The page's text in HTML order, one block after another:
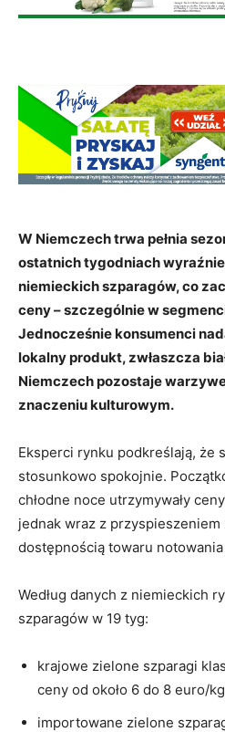
W Niemczech trwa pełnia
ostatnich tygodniach wyraźnie
niemieckich szparagów, co
ceny – szczególnie w
Jednocześnie konsumenci
lokalny produkt, zwłaszcza
Niemczech pozostaje
znaczeniu kulturowym.
Eksperci rynku podkreślają, że
stosunkowo spokojnie.
chłodne noce utrzymywały
jednak wraz z
dostępnością towaru notowania
Według danych z niemieckich
szparagów w 19 tyg:
krajowe zielone szparagi
ceny od około 6 do 8 euro/
importowane zielone